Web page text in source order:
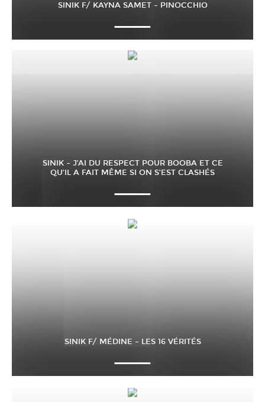
SINIK F/ KAYNA SAMET – PINOCCHIO
SINIK – J’AI DU RESPECT POUR BOOBA ET CE
QU’IL A FAIT MÊME SI ON S’EST CLASHÉS
SINIK F/ MÉDINE – LES 16 VÉRITÉS